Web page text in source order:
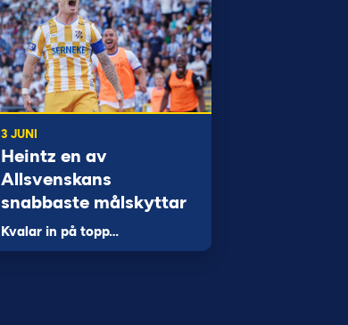
3 JUNI
Heintz en av
Allsvenskans
snabbaste målskyttar
Kvalar in på topp…